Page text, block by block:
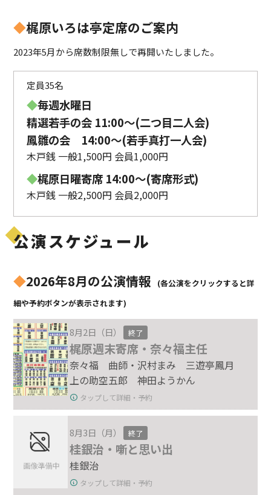
◆梶原いろは亭定席のご案内
2023年5月から席数制限無しで再開いたしました。
定員35名
◆毎週水曜日
精選若手の会 11:00〜(二つ目二人会)
鳳雛の会 14:00～(若手真打一人会)
木戸銭 一般1,500円 会員1,000円
◆梶原日曜寄席 14:00〜(寄席形式)
木戸銭 一般2,500円 会員2,000円
公演スケジュール
◆2026年8月の公演情報
(各公演をクリックすると詳
細や予約ボタンが表示されます)
8月2日（日） 終了
梶原週末寄席・奈々福主任
奈々福 曲師・沢村まみ 三遊亭鳳月
上の助空五郎 神田ようかん
タップして詳細・予約
8月3日（月） 終了
桂銀治・噺と思い出
桂銀治
タップして詳細・予約